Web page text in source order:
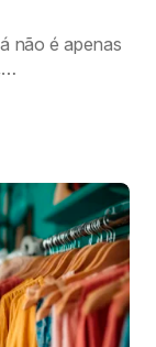
não é apenas